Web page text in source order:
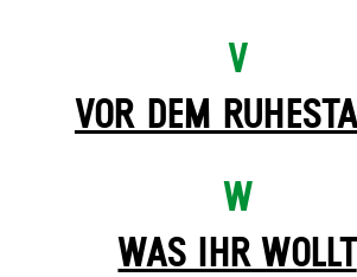
V
VOR DEM
W
WAS IHR WOLLT